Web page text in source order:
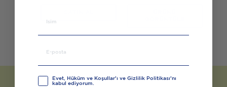
Evet, Hüküm ve Koşullar’ı ve Gizlilik Politikası’nı
kabul ediyorum.